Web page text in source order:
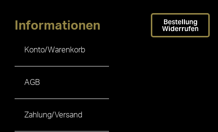
Informationen
Konto/Warenkorb
AGB
Zahlung/Versand
Bestellung
Widerrufen